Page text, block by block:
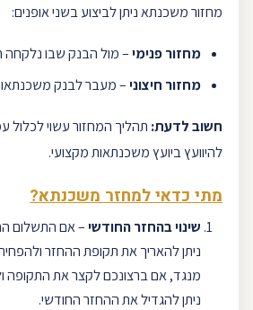
מחזור משכנתא ניתן לביצוע בשני אופנים:
מחזור פנימי– מול הבנק שבו
מחזור חיצוני– מעבר לבנק
חשוב לדעת: תהליך המחזור עשוי לכלול
להיוועץ ביועץ משכנתאותמקצועי.
מתי כדאי למחזר משכנתא?
שינוי בהחזר החודשי– אם התשלום
ניתן להאריך את תקופת ההחזר
מנגד, אם ברצונכם לקצר את התקופה
ניתן להגדיל את ההחזר החודשי.